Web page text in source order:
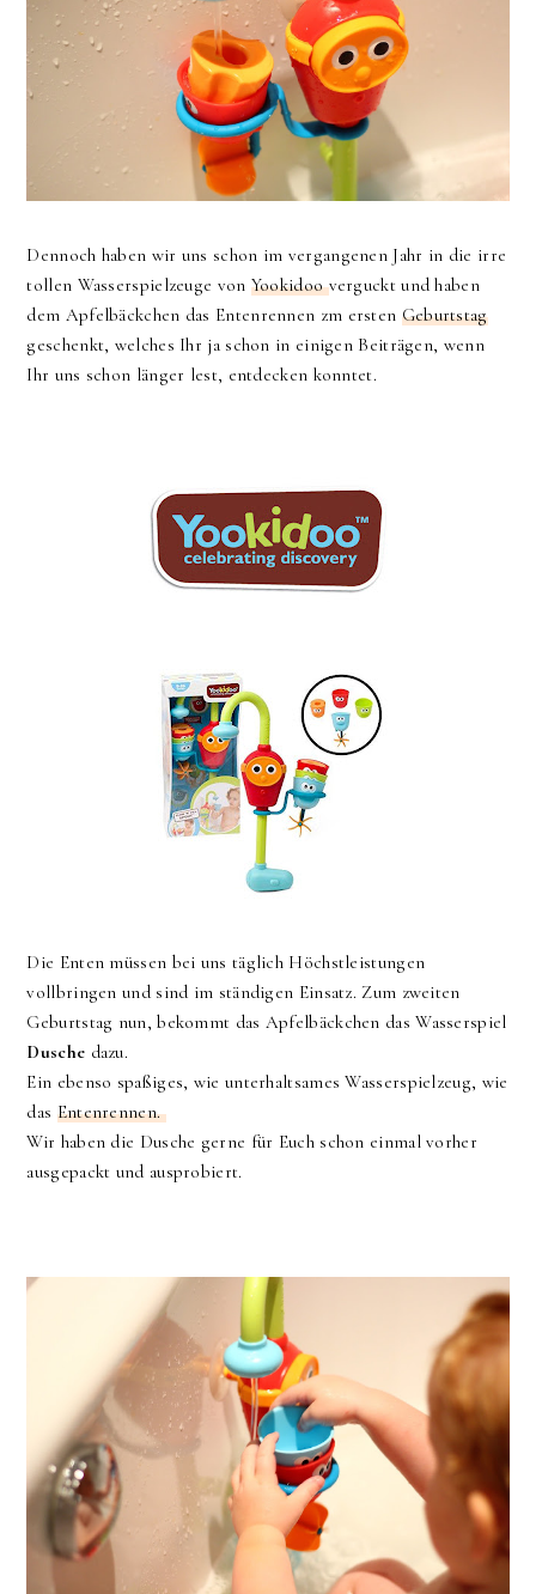
Dennoch haben wir uns schon im vergangenen Jahr in die irre
tollen Wasserspielzeuge von Yookidooverguckt und haben
dem Apfelbäckchen das Entenrennen zm ersten Geburtstag
geschenkt, welches Ihr ja schon in einigen Beiträgen, wenn
Ihr uns schon länger lest, entdecken konntet.
Die Enten müssen bei uns täglich Höchstleistungen
vollbringen und sind im ständigen Einsatz. Zum zweiten
Geburtstag nun, bekommt das Apfelbäckchen das Wasserspiel
Dusche dazu.
Ein ebenso spaßiges, wie unterhaltsames Wasserspielzeug, wie
das Entenrennen.
Wir haben die Dusche gerne für Euch schon einmal vorher
ausgepackt und ausprobiert.